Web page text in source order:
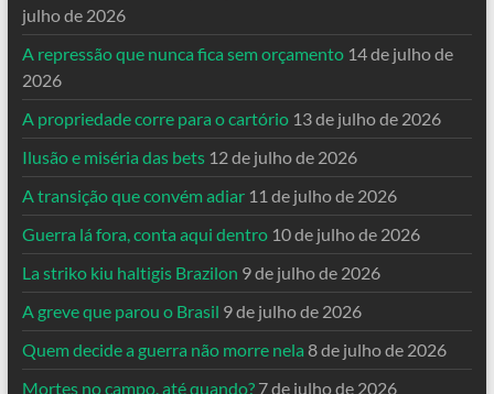
julho de 2026
A repressão que nunca fica sem orçamento 14 de julho de
2026
A propriedade corre para o cartório 13 de julho de 2026
Ilusão e miséria das bets 12 de julho de 2026
A transição que convém adiar 11 de julho de 2026
Guerra lá fora, conta aqui dentro 10 de julho de 2026
La striko kiu haltigis Brazilon 9 de julho de 2026
A greve que parou o Brasil 9 de julho de 2026
Quem decide a guerra não morre nela 8 de julho de 2026
Mortes no campo, até quando? 7 de julho de 2026